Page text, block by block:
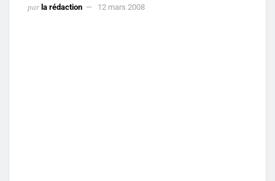
par la rédaction 12 mars 2008